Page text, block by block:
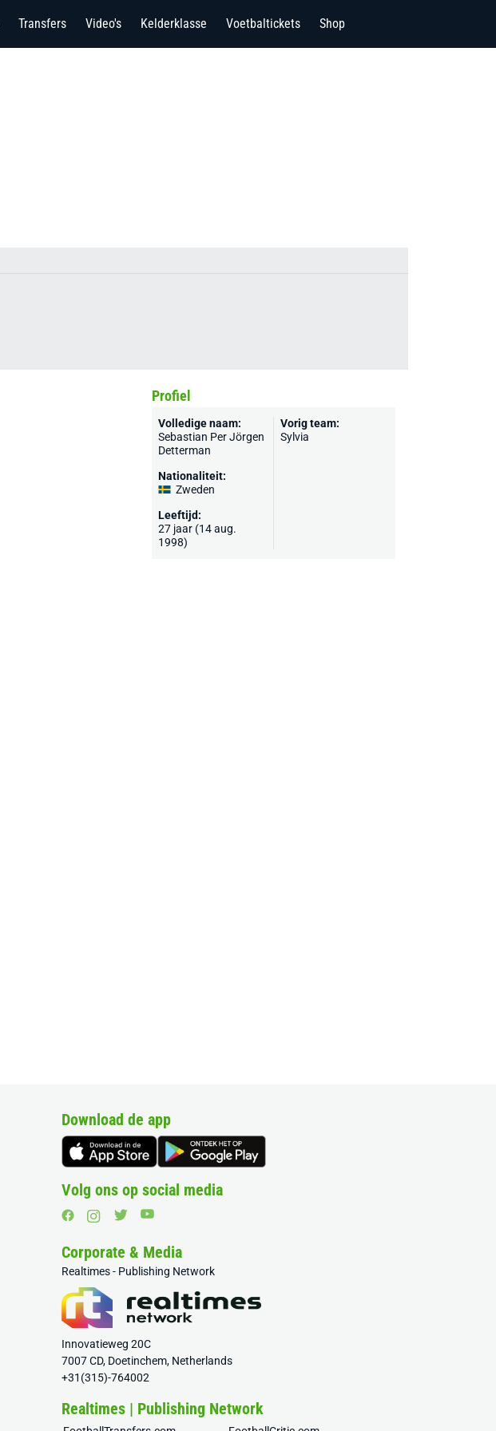
Transfers Video's Kelderklasse Voetbaltickets Shop
Profiel
Volledige naam:
Sebastian Per Jörgen
Detterman
Nationaliteit:
Zweden
Leeftijd:
27 jaar (14 aug.
1998)
Vorig team:
Sylvia
Download de app
Volg ons op social media
Corporate & Media
Realtimes - Publishing Network
Innovatieweg 20C
7007 CD, Doetinchem, Netherlands
+31(315)-764002
Realtimes | Publishing Network